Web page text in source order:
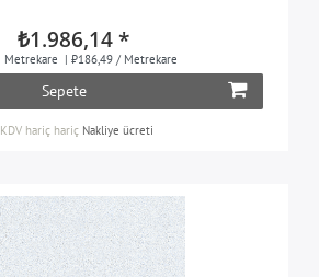
₺1.986,14 *
Metrekare | ₺186,49 / Metrekare
Sepete
KDV hariç hariç Nakliye ücreti